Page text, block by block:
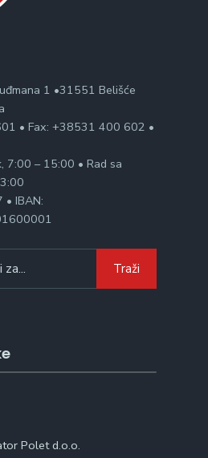
1 •31551 Belišće
• Fax: +38531 400 602 •
7:00 – 15:00 • Rad sa
IBAN:
Traži
Polet d.o.o.